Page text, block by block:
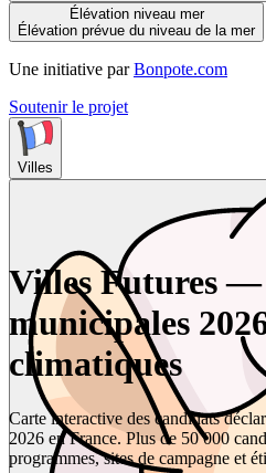
Élévation niveau mer
Élévation prévue du niveau de la mer
Une initiative par Bonpote.com
Soutenir le projet
Villes
Villes Futures
municipales
climatiques
Carte interactive des candidats
2026 en France. Plus de 50 000
programmes, sites de campagne et